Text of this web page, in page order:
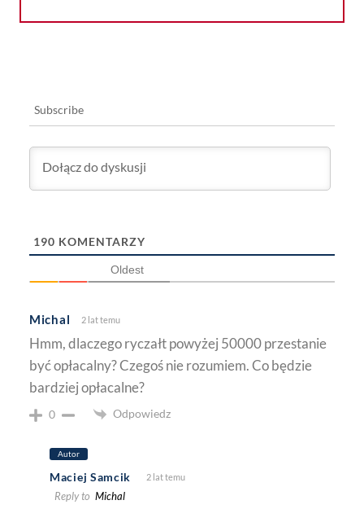
Subscribe
190 KOMENTARZY
Oldest
Michal 2 lat temu
Hmm, dlaczego ryczałt powyżej 50000 przestanie
być opłacalny? Czegoś nie rozumiem. Co będzie
bardziej opłacalne?
0 Odpowiedz
Autor
Maciej Samcik 2 lat temu
Reply to Michal